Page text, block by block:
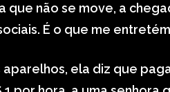
que não se move, a
É o que me
ela diz que